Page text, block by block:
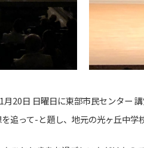
20日 日曜日に東部市民センター
追って-と題し、地元の光ヶ丘中